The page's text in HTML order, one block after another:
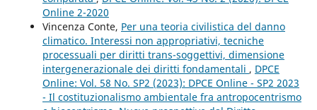
Online 2-2020
Vincenza Conte, Per una teoria civilistica del danno
climatico. Interessi non appropriativi, tecniche
processuali per diritti trans-soggettivi, dimensione
intergenerazionale dei diritti fondamentali , DPCE
Online: Vol. 58 No. SP2 (2023): DPCE Online - SP2 2023
- Il costituzionalismo ambientale fra antropocentrismo